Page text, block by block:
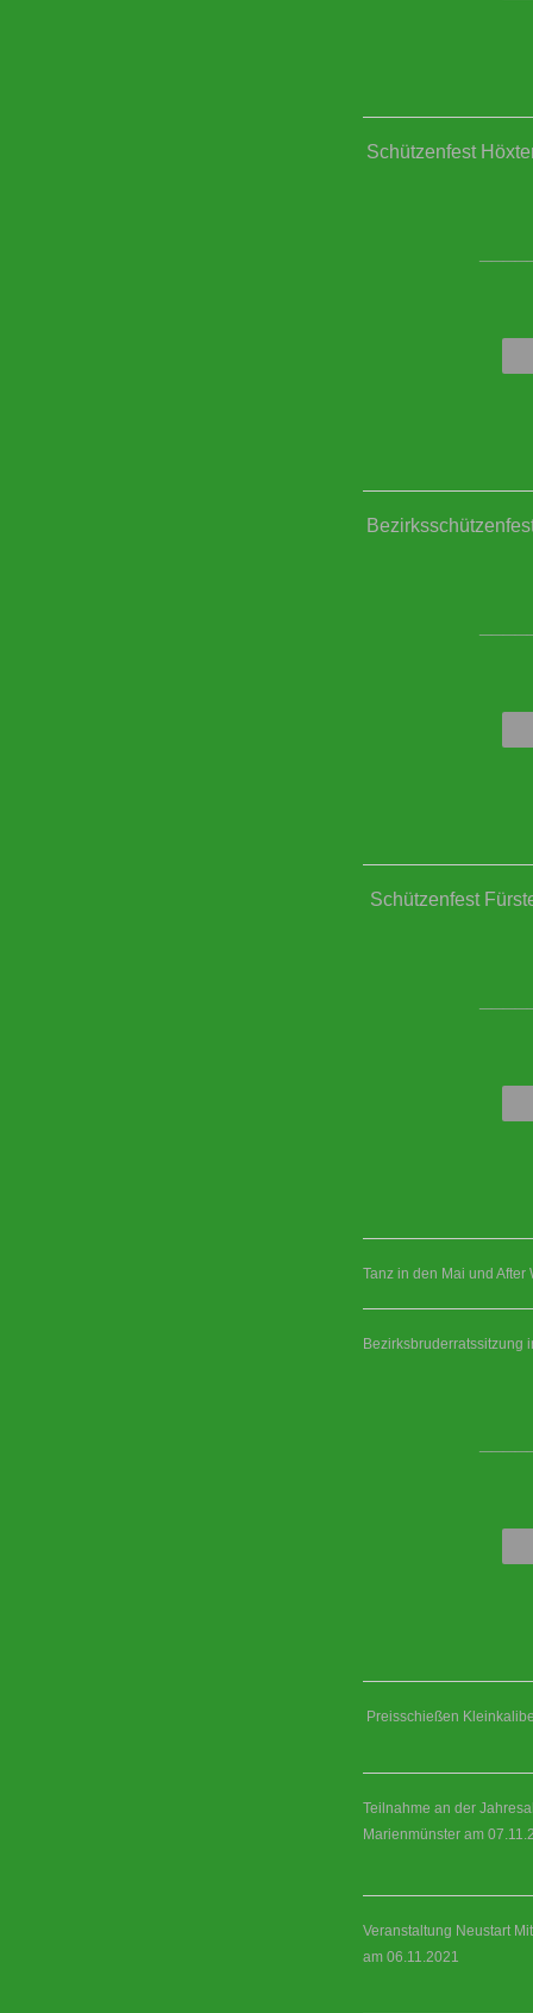
Schützenfest
Schützenfest
Tanz in den Mai und After
Bezirksbruderratssitzung
Preisschießen
Teilnahme an der
Marienmünster am
Veranstaltung Neustart
am 06.11.2021